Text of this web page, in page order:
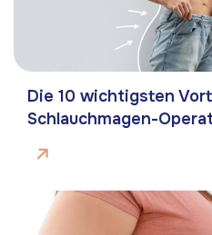
Die 10 wichtigsten
Schlauchmagen-